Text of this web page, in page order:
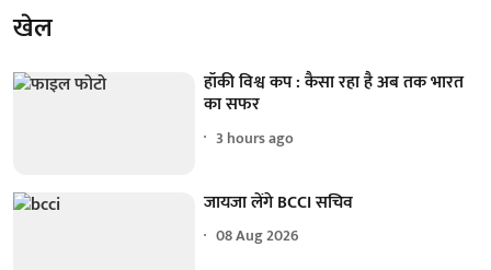
खेल
हॉकी विश्व कप : कैसा रहा है अब तक भारत
का सफर
3 hours ago
जायजा लेंगे BCCI सचिव
08 Aug 2026